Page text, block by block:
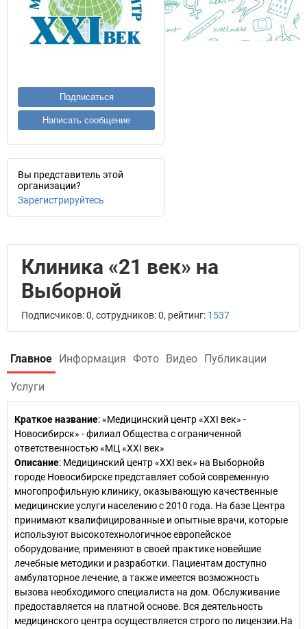
Подписаться
Написать сообщение
Вы представитель этой
организации?
Зарегистрируйтесь
Клиника «21 век» на
Выборной
Подписчиков: 0, сотрудников: 0, рейтинг: 1537
Главное Информация Фото Видео Публикации
Услуги
Краткое название:«Медицинский центр «ХХI век» -
Новосибирск» - филиал Общества с ограниченной
ответственностью «МЦ «XXI век»
Описание: Медицинский центр «XXI век» на Выборнойв
городе Новосибирске представляет собой современную
многопрофильную клинику, оказывающую качественные
медицинские услуги населению с 2010 года. На базе Центра
принимают квалифицированные и опытные врачи, которые
используют высокотехнологичное европейское
оборудование, применяют в своей практике новейшие
лечебные методики и разработки. Пациентам доступно
амбулаторное лечение, а также имеется возможность
вызова необходимого специалиста на дом. Обслуживание
предоставляется на платной основе. Вся деятельность
медицинского центра осуществляется строго по лицензии.На